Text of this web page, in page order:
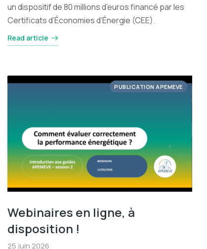
un dispositif de 80 millions d’euros financé par les
Certificats d’Économies d’Énergie (CEE).
Read article
PUBLICATION APEMEVE
Webinaires en ligne, à
disposition !
25 juin 2026